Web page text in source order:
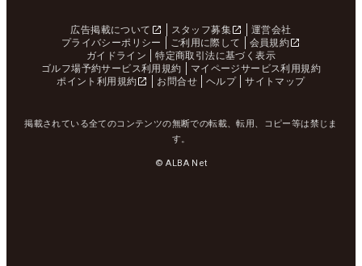
広告掲載について スタッフ募集
運営会社
プライバシーポリシー
ご利用に際して
会員規約
ガイドライン
特定商取引法に基づく表示
ゴルフ場予約サービス利用規約
マイページサービス利用規約
ポイント利用規約
お問合せ ヘルプ サイトマップ
掲載されている全てのコンテンツの無断での転載、転用、コピー等は禁じま
す。
© ALBA Net